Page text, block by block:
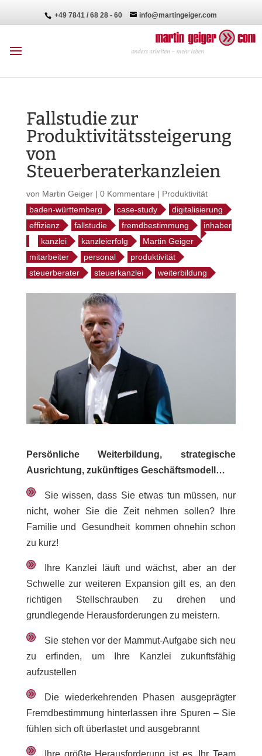
+49 7841 / 68 28 - 60 info@martingeiger.com
Fallstudie zur
Produktivitätssteigerung
von
Steuerberaterkanzleien
von Martin Geiger| 0 Kommentare | Produktivität
baden-württemberg
case-study
digitalisierung
effizienz
fallstudie fremdbestimmung
inhaber
kanzlei
kanzleierfolg
Martin Geiger
mitarbeiter
personal
produktivität
steuerberater
steuerkanzlei weiterbildung
Persönliche Weiterbildung, strategische
Ausrichtung, zukünftiges Geschäftsmodell…
Sie wissen, dass Sie etwas tun müssen, nur
nicht, woher Sie die Zeit nehmen sollen? Ihre
Familie und Gesundheit kommen ohnehin schon
zu kurz!
Ihre Kanzlei läuft und wächst, aber an der
Schwelle zur weiteren Expansion gilt es, an den
richtigen Stellschrauben zu drehen und
grundlegende Herausforderungen zu meistern.
Sie stehen vor der Mammut-Aufgabe sich neu
zu erfinden, um Ihre Kanzlei zukunftsfähig
aufzustellen
Die wiederkehrenden Phasen ausgeprägter
Fremdbestimmung hinterlassen ihre Spuren – Sie
fühlen sich oft überlastet und ausgebrannt
Ihre größte Herausforderung ist es, Ihr Team